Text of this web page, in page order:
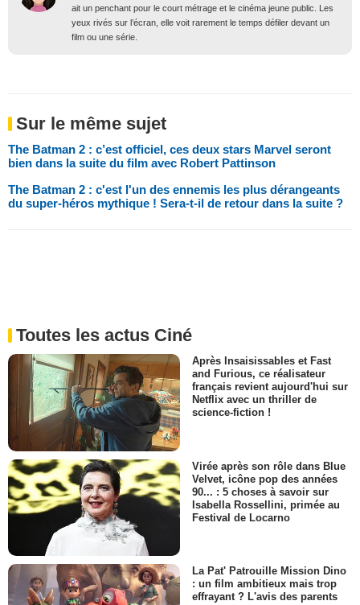
ait un penchant pour le court métrage et le cinéma jeune public. Les
yeux rivés sur l’écran, elle voit rarement le temps défiler devant un
film ou une série.
Sur le même sujet
The Batman 2 : c’est officiel, ces deux stars Marvel seront
bien dans la suite du film avec Robert Pattinson
The Batman 2 : c'est l'un des ennemis les plus dérangeants
du super-héros mythique ! Sera-t-il de retour dans la suite ?
Toutes les actus Ciné
Après Insaisissables et Fast
and Furious, ce réalisateur
français revient aujourd'hui sur
Netflix avec un thriller de
science-fiction !
Virée après son rôle dans Blue
Velvet, icône pop des années
90... : 5 choses à savoir sur
Isabella Rossellini, primée au
Festival de Locarno
La Pat' Patrouille Mission Dino
: un film ambitieux mais trop
effrayant ? L'avis des parents